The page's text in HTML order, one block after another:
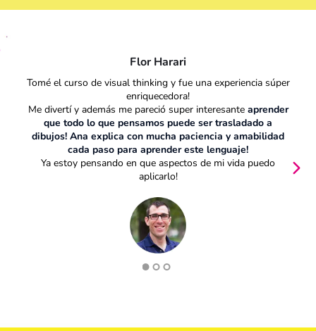
Flor Harari
Tomé el curso de visual thinking y fue una experiencia súper
enriquecedora!
Me divertí y además me pareció super interesante aprender
que todo lo que pensamos puede ser trasladado a
dibujos! Ana explica con mucha paciencia y amabilidad
cada paso para aprender este lenguaje!
Ya estoy pensando en que aspectos de mi vida puedo
aplicarlo!